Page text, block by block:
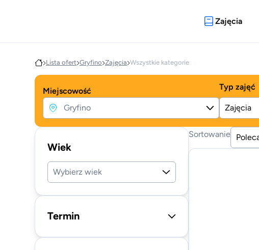
Zajęcia
Lista ofert Gryfino Zajęcia Wszystkie kategorie
Miejscowość Typ zajęć
Zajęcia
Wiek
Wybierz wiek
Termin
Sortowanie